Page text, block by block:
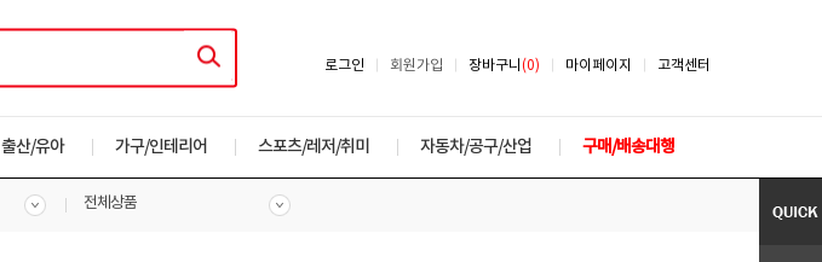
고객센터
마이페이지
장바구니 (0)
회원가입
로그인
출산/유아 가구/인테리어 스포츠/레저/취미 자동차/공구/산업 구매/배송대행
전체상품